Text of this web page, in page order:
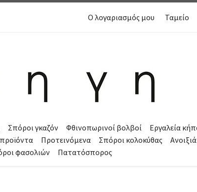
Ο λογαριασμός μου Ταμείο
Σπόροι γκαζόν Φθινοπωρινοί βολβοί Εργαλεία
Προτεινόμενα Σπόροι κολοκύθας
φασολιών Πατατόσπορος